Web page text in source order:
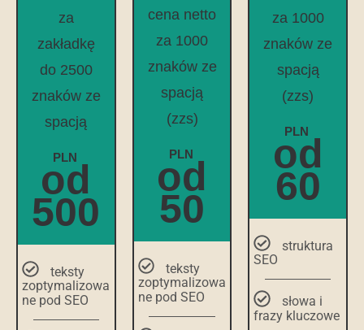
za
zakładkę
do 2500
znaków ze
spacją
PLN
od
500
teksty
zoptymalizowa
ne pod SEO
cena netto
za 1000
znaków ze
spacją
(zzs)
PLN
od
50
teksty
zoptymalizowa
ne pod SEO
za 1000
znaków ze
spacją
(zzs)
PLN
od
60
struktura
SEO
słowa i
frazy kluczowe